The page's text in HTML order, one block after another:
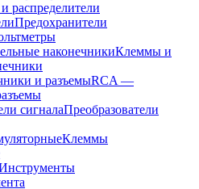
распределители
Предохранители
Клеммы и
RCA —
Преобразователи
Клеммы